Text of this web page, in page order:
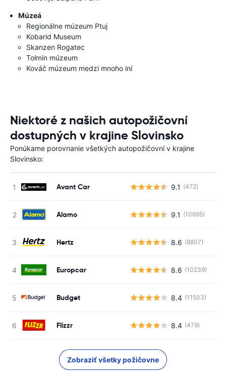
Múzeá
Regionálne múzeum Ptuj
Kobarid Museum
Skanzen Rogatec
Tolmin múzeum
Kováč múzeum medzi mnoho iní
Niektoré z našich autopožičovní
dostupných v krajine Slovinsko
Ponúkame porovnanie všetkých autopožičovní v krajine
Slovinsko:
Avant Car 9.1 (472)
Alamo 9.1 (10695)
Hertz 8.6 (8807)
Europcar 8.6 (10239)
Budget 8.4 (11503)
Flizzr 8.4 (479)
Zobraziť všetky požičovne